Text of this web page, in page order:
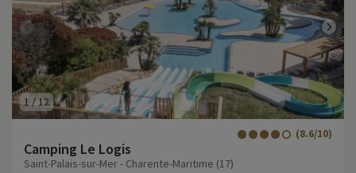
1 /12
Camping Le Logis
(8.6/10)
Saint-Palais-sur-Mer - Charente-Maritime (17)